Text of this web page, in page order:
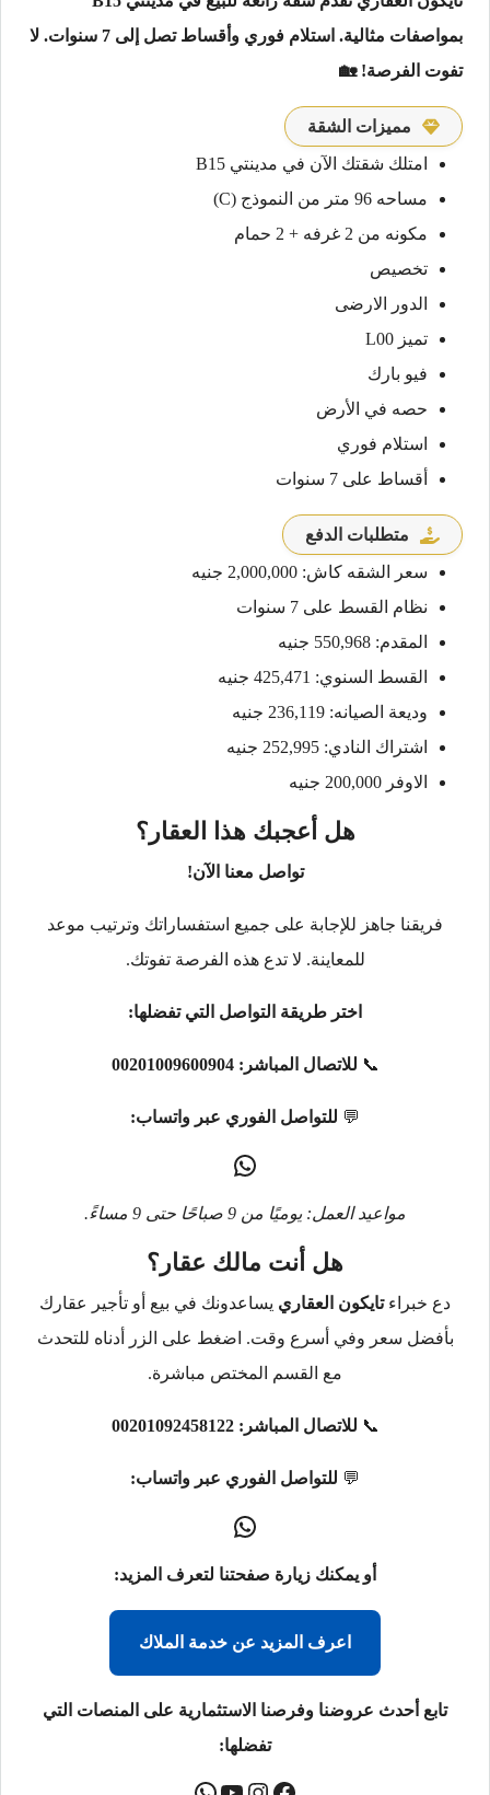
بمواصفات مثالية. استلام فوري وأقساط تصل إلى 7 سنوات. لا
تفوت الفرصة! 🏡
مميزات الشقة
امتلك شقتك الآن في مدينتي B15
مساحه 96 متر من النموذج (C)
مكونه من 2 غرفه + 2 حمام
تخصيص
الدور الارضى
تميز L00
فيو بارك
حصه في الأرض
استلام فوري
أقساط على 7 سنوات
متطلبات الدفع
سعر الشقه كاش: 2,000,000 جنيه
نظام القسط على 7 سنوات
المقدم: 550,968 جنيه
القسط السنوي: 425,471 جنيه
وديعة الصيانه: 236,119 جنيه
اشتراك النادي: 252,995 جنيه
الاوفر 200,000 جنيه
هل أعجبك هذا العقار؟
تواصل معنا الآن!
فريقنا جاهز للإجابة على جميع استفساراتك وترتيب موعد
للمعاينة. لا تدع هذه الفرصة تفوتك.
اختر طريقة التواصل التي تفضلها:
📞 للاتصال المباشر: 00201009600904
💬 للتواصل الفوري عبر واتساب:
مواعيد العمل: يوميًا من 9 صباحًا حتى 9 مساءً.
هل أنت مالك عقار؟
دع خبراءتايكون العقاري يساعدونك في بيع أو تأجير عقارك
بأفضل سعر وفي أسرع وقت. اضغط على الزر أدناه للتحدث
مع القسم المختص مباشرة.
📞 للاتصال المباشر: 00201092458122
💬 للتواصل الفوري عبر واتساب:
أو يمكنك زيارة صفحتنا لتعرف المزيد:
اعرف المزيد عن خدمة الملاك
تابع أحدث عروضنا وفرصنا الاستثمارية على المنصات التي
تفضلها: